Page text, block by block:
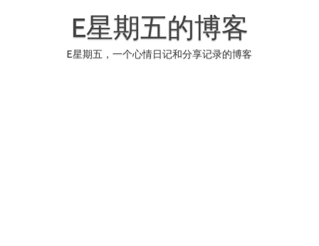
E星期五的博客
E星期五，一个心情日记和分享记录的博客